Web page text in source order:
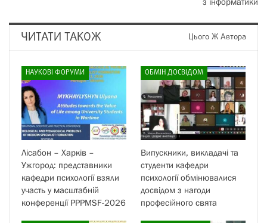
ЧИТАТИ ТАКОЖ Цього Ж Автора
НАУКОВІ ФОРУМИ
Лісабон – Харків –
Ужгород: представники
кафедри психології взяли
участь у масштабній
конференції PPPMSF-2026
ОБМІН ДОСВІДОМ
Випускники, викладачі та
студенти кафедри
психології обмінювалися
досвідом з нагоди
професійного свята